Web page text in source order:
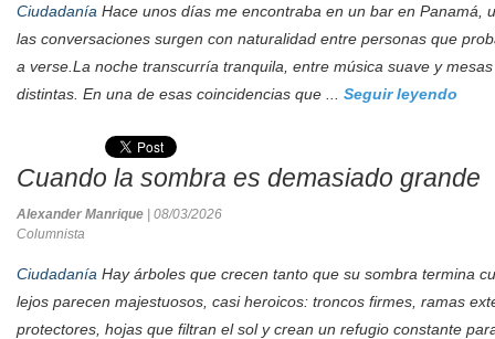
Ciudadanía Hace unos días me encontraba en un bar en Panamá,
las conversaciones surgen con naturalidad entre personas que
a verse.La noche transcurría tranquila, entre música suave y
distintas. En una de esas coincidencias que ... Seguir leyendo
Cuando la sombra es demasiado grande
Alexander Manrique
| 08/03/2026
Columnista
Ciudadanía Hay árboles que crecen tanto que su sombra termina
lejos parecen majestuosos, casi heroicos: troncos firmes, ramas
protectores, hojas que filtran el sol y crean un refugio constante